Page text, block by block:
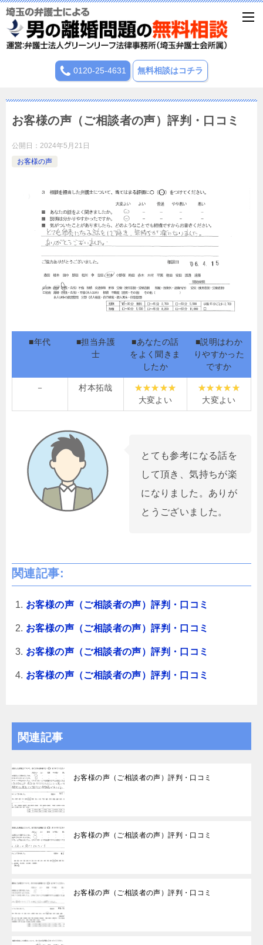
0120-25-4631 無料相談はコチラ
お客様の声（ご相談者の声）評判・口コミ
公開日： 2024年5月21日
お客様の声
■年代
■担当弁護
士
■あなたの話
をよく聞きま
したか
■説明はわか
りやすかった
ですか
－
村本拓哉
大変よい
大変よい
とても参考になる話を
して頂き、気持ちが楽
になりました。ありが
とうございました。
関連記事:
お客様の声（ご相談者の声）評判・口コミ
お客様の声（ご相談者の声）評判・口コミ
お客様の声（ご相談者の声）評判・口コミ
お客様の声（ご相談者の声）評判・口コミ
関連記事
お客様の声（ご相談者の声）評判・口コミ
お客様の声（ご相談者の声）評判・口コミ
お客様の声（ご相談者の声）評判・口コミ